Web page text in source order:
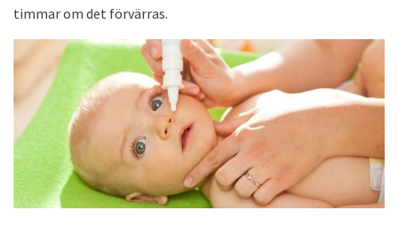
timmar om det förvärras.